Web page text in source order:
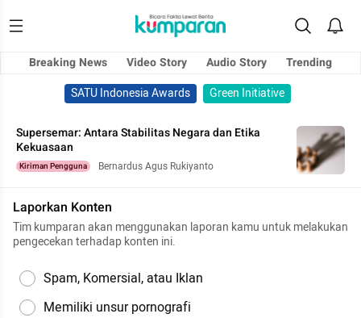
Breaking News Video Story Audio Story
Trending
SATU Indonesia Awards
Green Initiative
Supersemar: Antara Stabilitas Negara dan Etika
Kekuasaan
Kiriman Pengguna Bernardus Agus Rukiyanto
Laporkan Konten
Tim kumparan akan menggunakan laporan kamu untuk melakukan
pengecekan terhadap konten ini.
Spam, Komersial, atau Iklan
Memiliki unsur pornografi